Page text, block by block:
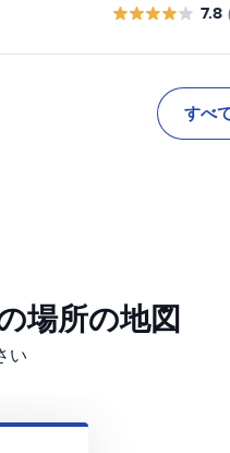
7.8
すべ
場所の地図
い